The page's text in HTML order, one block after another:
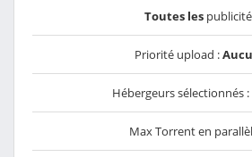
Toutes les
Priorité upload :
Hébergeurs sélectionnés :
Max Torrent en